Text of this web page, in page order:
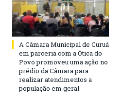
A Câmara Municipal de Curuá
em parceria com a Ótica do
Povo promoveu uma ação no
prédio da Câmara para
realizar atendimentos a
população em geral